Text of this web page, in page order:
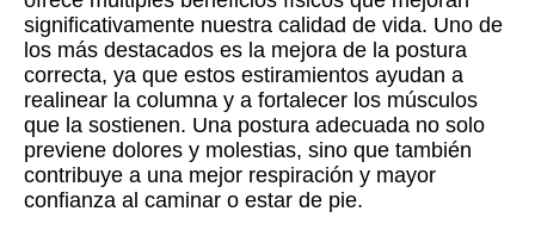
significativamente nuestra calidad de vida. Uno de
los más destacados es la mejora de la postura
correcta, ya que estos estiramientos ayudan a
realinear la columna y a fortalecer los músculos
que la sostienen. Una postura adecuada no solo
previene dolores y molestias, sino que también
contribuye a una mejor respiración y mayor
confianza al caminar o estar de pie.